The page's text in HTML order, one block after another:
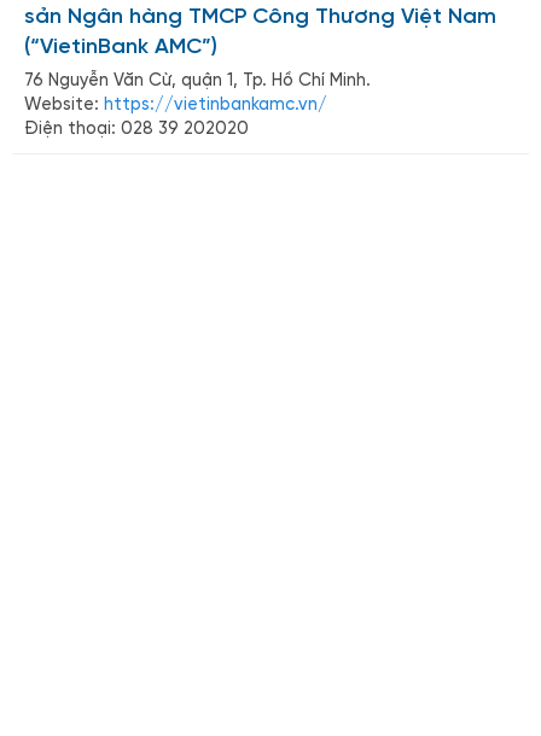
sản Ngân hàng TMCP Công Thương Việt Nam
(“VietinBank AMC”)
76 Nguyễn Văn Cừ, quận 1, Tp. Hồ Chí Minh.
Website: https://vietinbankamc.vn/
Điện thoại: 028 39 202020